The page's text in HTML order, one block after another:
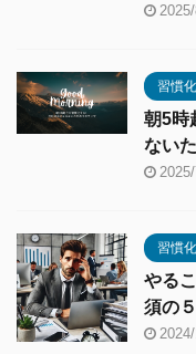
習慣化
朝5時
ない
習慣化
やる
須の